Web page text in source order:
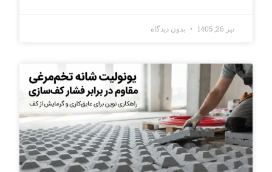
تیر 26, 1405 بدون دیدگاه